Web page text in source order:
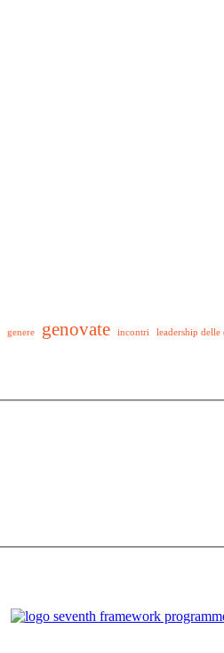
genere genovate incontri leadership delle